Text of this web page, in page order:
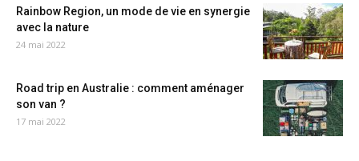
Rainbow Region, un mode de vie en synergie
avec la nature
24 mai 2022
Road trip en Australie : comment aménager
son van ?
17 mai 2022